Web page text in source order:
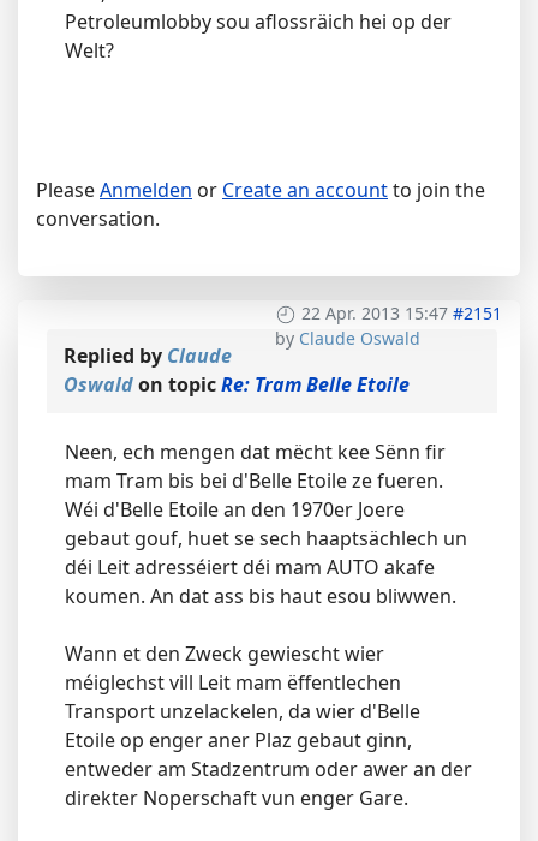
Petroleumlobby sou aflossräich hei op der
Welt?
PleaseAnmelden or Create an accountto join the
conversation.
22 Apr. 2013 15:47 #2151
by Claude Oswald
Replied by Claude
Oswaldon topicRe: Tram Belle Etoile
Neen, ech mengen dat mëcht kee Sënn fir
mam Tram bis bei d'Belle Etoile ze fueren.
Wéi d'Belle Etoile an den 1970er Joere
gebaut gouf, huet se sech haaptsächlech un
déi Leit adresséiert déi mam AUTO akafe
koumen. An dat ass bis haut esou bliwwen.
Wann et den Zweck gewiescht wier
méiglechst vill Leit mam ëffentlechen
Transport unzelackelen, da wier d'Belle
Etoile op enger aner Plaz gebaut ginn,
entweder am Stadzentrum oder awer an der
direkter Noperschaft vun enger Gare.